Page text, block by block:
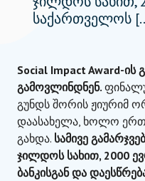
საქართველოს
Social Impact Award-ის
გამოვლინდნენ.
გუნდს შორის ჟიურიმ
დაასახელა, ხოლო
გახდა. სამივე
ჯილდოს სახით, 2000
ბანკისგან და